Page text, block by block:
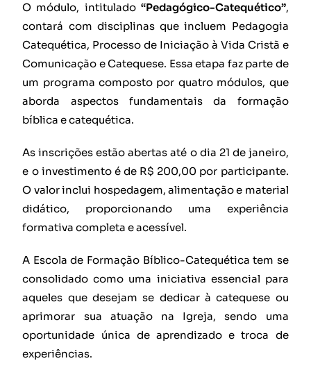
O módulo, intitulado “Pedagógico-Catequético”,
contará com disciplinas que incluem Pedagogia
Catequética, Processo de Iniciação à Vida Cristã e
Comunicação e Catequese. Essa etapa faz parte de
um programa composto por quatro módulos, que
aborda aspectos fundamentais da formação
bíblica e catequética.
As inscrições estão abertas até o dia 21 de janeiro,
e o investimento é de R$ 200,00 por participante.
O valor inclui hospedagem, alimentação e material
didático, proporcionando uma experiência
formativa completa e acessível.
A Escola de Formação Bíblico-Catequética tem se
consolidado como uma iniciativa essencial para
aqueles que desejam se dedicar à catequese ou
aprimorar sua atuação na Igreja, sendo uma
oportunidade única de aprendizado e troca de
experiências.